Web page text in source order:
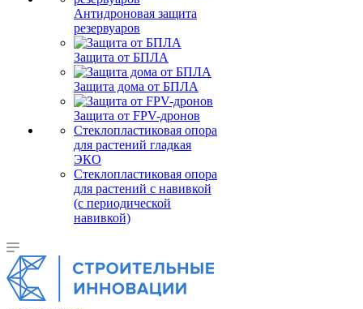
Антидроновая защита
резервуаров
Защита от БПЛА
Защита дома от БПЛА
Защита от FPV-дронов
Стеклопластиковая опора
для растений гладкая
ЭКО
Стеклопластиковая опора
для растений с навивкой
(с периодической
навивкой)